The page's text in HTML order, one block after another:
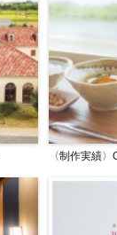
〈制作実績